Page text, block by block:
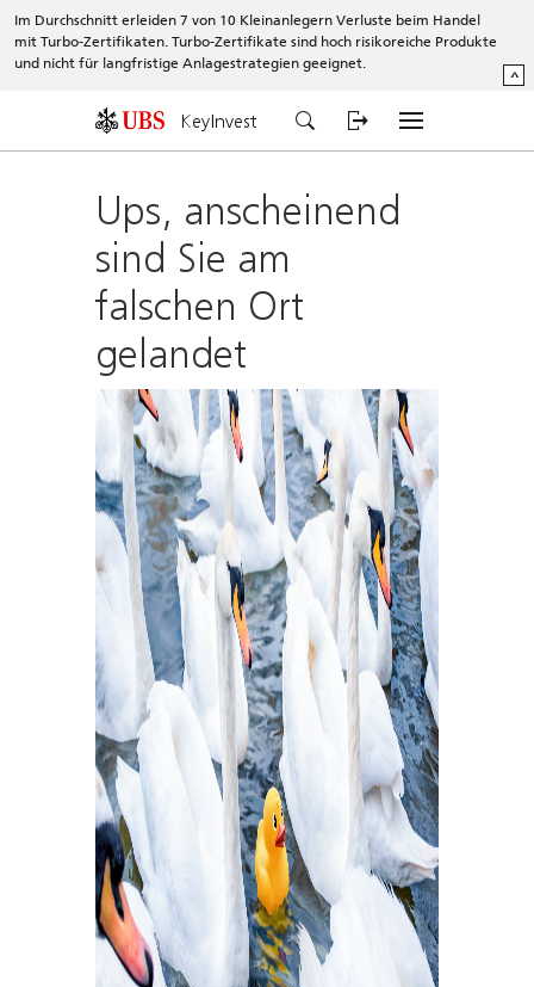
Im Durchschnitt erleiden 7 von 10 Kleinanlegern Verluste beim Handel
mit Turbo-Zertifikaten. Turbo-Zertifikate sind hoch risikoreiche Produkte
und nicht für langfristige Anlagestrategien geeignet.
^
KeyInvest
Ups, anscheinend
sind Sie am
falschen Ort
gelandet